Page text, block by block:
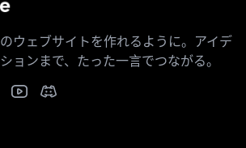
ウェブサイトを作れるように。アイデ
ョンまで、たった一言でつながる。